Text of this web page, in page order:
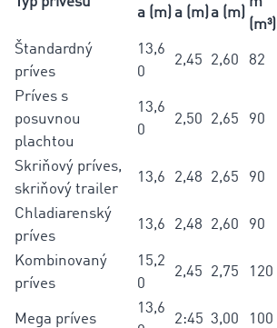
a (m) a (m)a (m)
(m³)
Štandardný
príves
13,6
0
2,45 2,60 82
Príves s
posuvnou
plachtou
13,6
0
2,50 2,65 90
Skriňový príves,
skriňový trailer
13,6 2,48 2,65 90
Chladiarenský
príves
13,6 2,48 2,60 90
Kombinovaný
príves
15,2
0
2,45 2,75 120
Mega príves
13,6
2:45 3,00 100